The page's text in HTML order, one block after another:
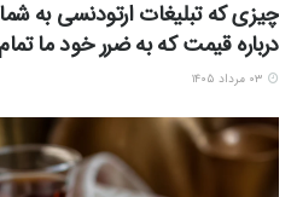
چیزی که تبلیغات ارتودنسی به
درباره قیمت که به ضرر خود ما